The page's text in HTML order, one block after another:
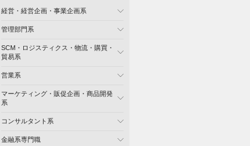
経営・経営企画・事業企画系
管理部門系
SCM・ロジスティクス・物流・購買・
貿易系
営業系
マーケティング・販促企画・商品開発
系
コンサルタント系
金融系専門職